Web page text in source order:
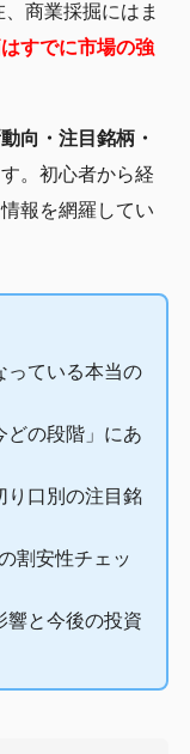
商業採掘にはま
すでに市場の強
向・注目銘柄・
。初心者から経
報を網羅してい
っている本当の
どの段階」にあ
り口別の注目銘
割安性チェッ
響と今後の投資